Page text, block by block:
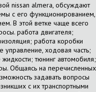
nissan almera, обсуждают
с его функционированием,
В этой ветке чаще всего
работа двигателя;
работа коробки
ходовая часть;
тюнинг автомобиля;
Общаясь на перечисленных
задавать вопросы
с их транспортными